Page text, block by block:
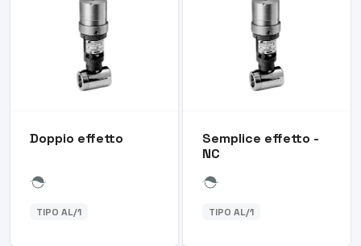
Doppio effetto
TIPO AL/1
Semplice effetto -
NC
TIPO AL/1